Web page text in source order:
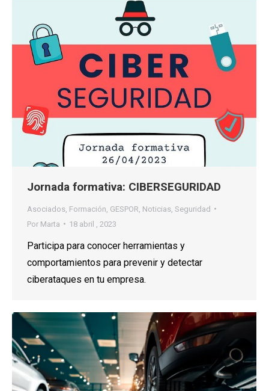
Jornada formativa: CIBERSEGURIDAD
Asociados Formación GESPOR Noticias Seguridad
Por Marta 18 abril , 2023
Participa para conocer herramientas y
comportamientos para prevenir y detectar
ciberataques en tu empresa.